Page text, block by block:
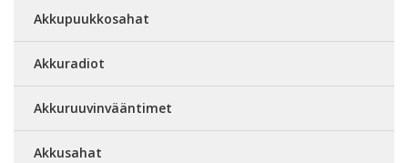
Akkupuukkosahat
Akkuradiot
Akkuruuvinvääntimet
Akkusahat